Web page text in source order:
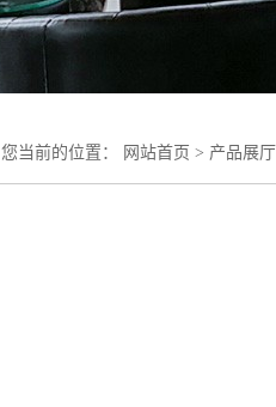
您当前的位置： 网站首页 > 产品展厅